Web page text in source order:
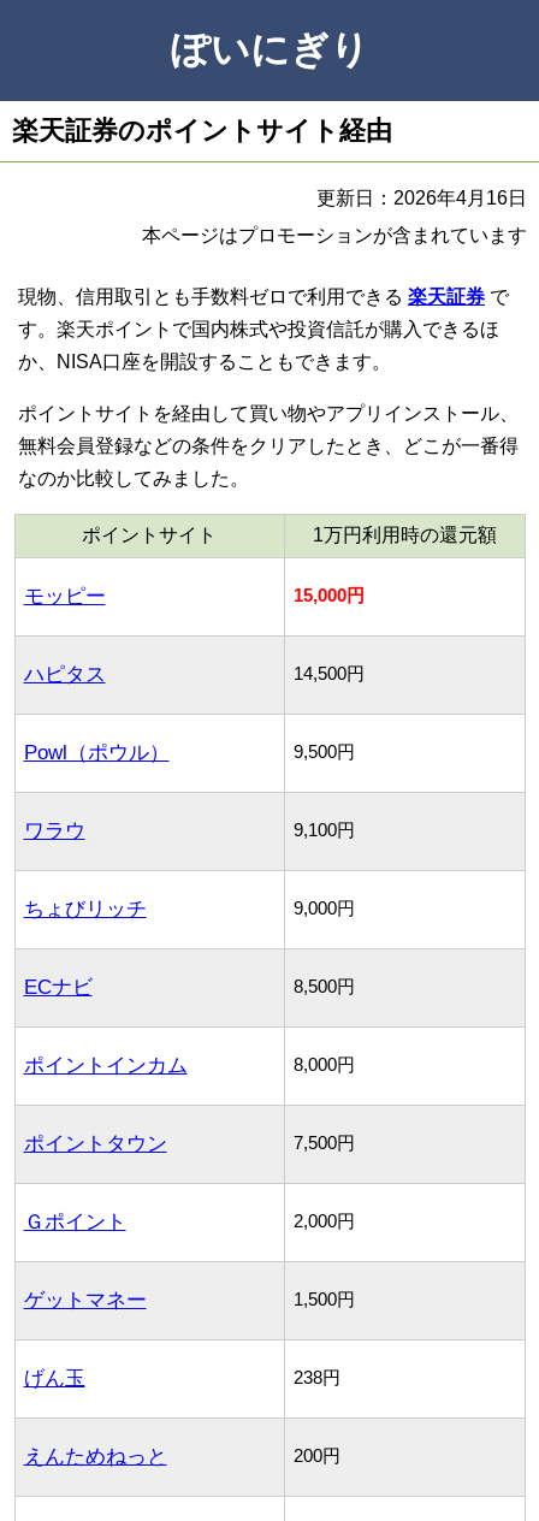
ぽいにぎり
楽天証券のポイントサイト経由
更新日：2026年4月16日
本ページはプロモーションが含まれています
現物、信用取引とも手数料ゼロで利用できる 楽天証券 で
す。楽天ポイントで国内株式や投資信託が購入できるほ
か、NISA口座を開設することもできます。
ポイントサイトを経由して買い物やアプリインストール、
無料会員登録などの条件をクリアしたとき、どこが一番得
なのか比較してみました。
ポイントサイト 1万円利用時の還元額
モッピー 15,000円
ハピタス 14,500円
Powl（ポウル） 9,500円
ワラウ 9,100円
ちょびリッチ 9,000円
ECナビ 8,500円
ポイントインカム 8,000円
ポイントタウン 7,500円
Ｇポイント 2,000円
ゲットマネー 1,500円
げん玉 238円
えんためねっと 200円